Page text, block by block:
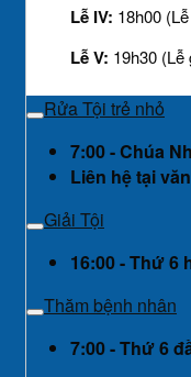
Lễ IV: 18h00
Lễ V: 19h30 (Lễ
Rửa Tội trẻ nhỏ
7:00 - Chúa
Liên hệ tại
Giải Tội
16:00 - Thứ 6
Thăm bệnh nhân
7:00 - Thứ 6